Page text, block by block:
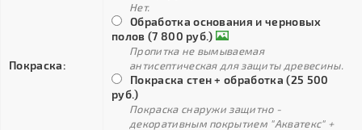
Покраска:
Нет.
Обработка основания и черновых
полов (7 800 руб.)
Пропитка не вымываемая
антисептическая для защиты древесины.
Покраска стен + обработка (25 500
руб.)
Покраска снаружи защитно -
декоративным покрытием "Акватекс" +